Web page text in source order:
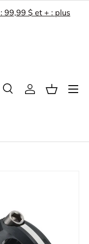
99,99 $ et + : plus
RechercheSe connecter
Panier
Menu